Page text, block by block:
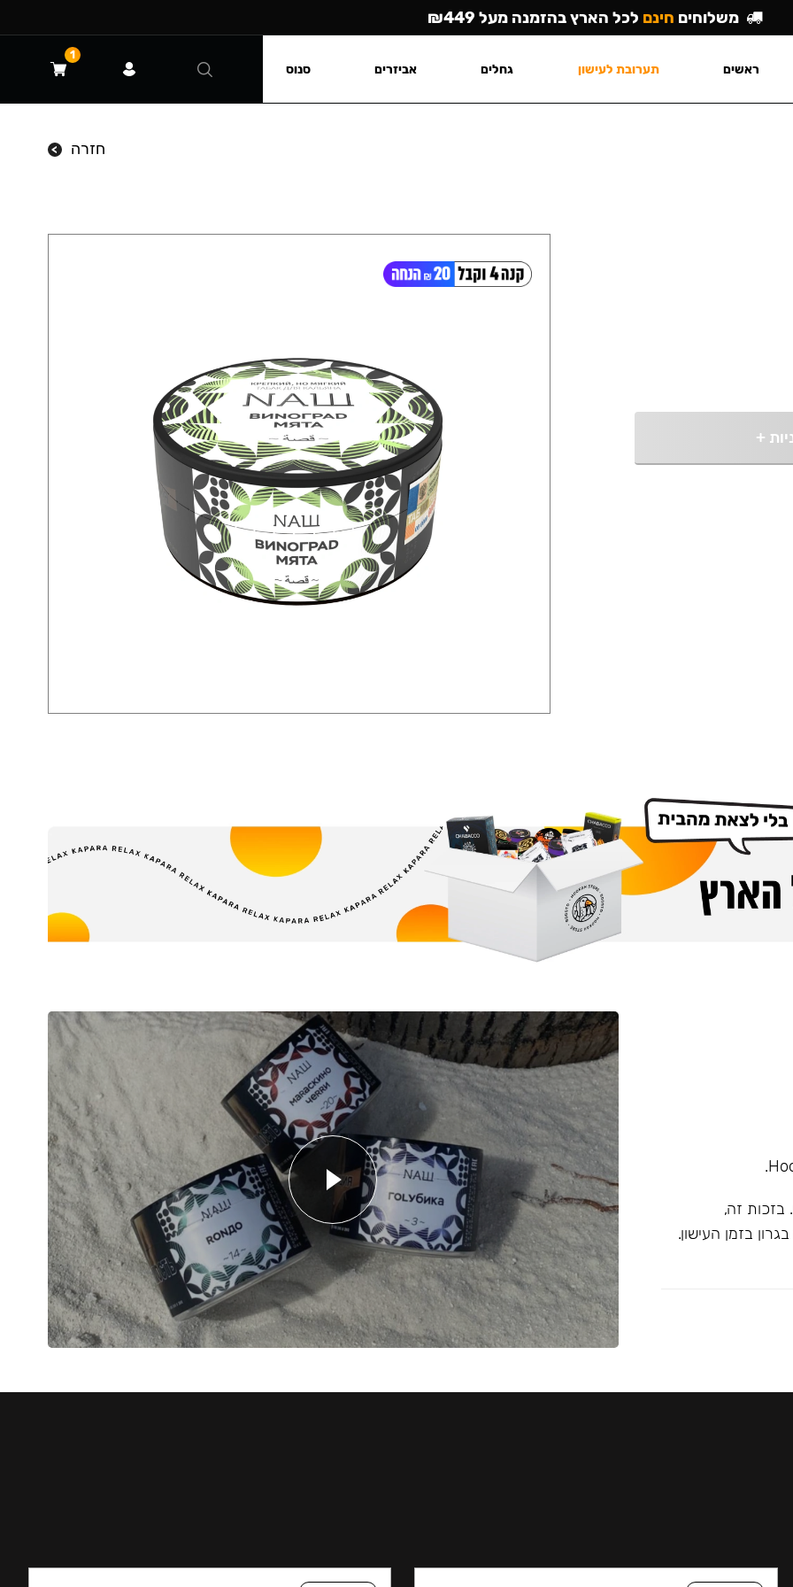
חזרה
+
זה,
בזמן העישון.
משלוחים חינם לכל הארץ בהזמנה מעל ₪449
ראשים תערובת לעישון גחלים אביזרים סנוס
1